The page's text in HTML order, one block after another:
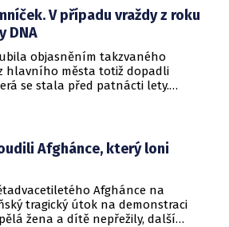
V případu vraždy z roku
DNA
objasněním takzvaného
hlavního města totiž dopadli
se stala před patnácti lety.
Afghánce, který loni
Afghánce na
tragický útok na demonstraci
žena a dítě nepřežily, další